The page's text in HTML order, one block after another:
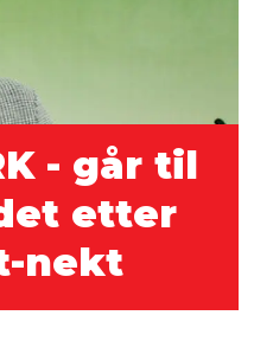
- går til
etter
nekt